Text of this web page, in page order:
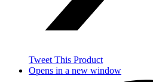
Tweet This Product
Opens in a new window